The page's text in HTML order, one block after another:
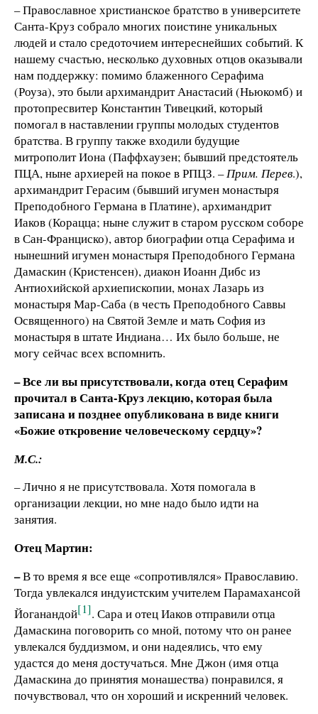
– Православное христианское братство в университете
Санта-Круз собрало многих поистине уникальных
людей и стало средоточием интереснейших событий. К
нашему счастью, несколько духовных отцов оказывали
нам поддержку: помимо блаженного Серафима
(Роуза), это были архимандрит Анастасий (Ньюкомб) и
протопресвитер Константин Тивецкий, который
помогал в наставлении группы молодых студентов
братства. В группу также входили будущие
митрополит Иона (Паффхаузен; бывший предстоятель
ПЦА, ныне архиерей на покое в РПЦЗ. –Прим. Перев.),
архимандрит Герасим (бывший игумен монастыря
Преподобного Германа в Платине), архимандрит
Иаков (Корацца; ныне служит в старом русском соборе
в Сан-Франциско), автор биографии отца Серафима и
нынешний игумен монастыря Преподобного Германа
Дамаскин (Кристенсен), диакон Иоанн Дибс из
Антиохийской архиепископии, монах Лазарь из
монастыря Мар-Саба (в честь Преподобного Саввы
Освященного) на Святой Земле и мать София из
монастыря в штате Индиана… Их было больше, не
могу сейчас всех вспомнить.
– Все ли вы присутствовали, когда отец Серафим
прочитал в Санта-Круз лекцию, которая была
записана и позднее опубликована в виде книги
«Божие откровение человеческому сердцу»?
М.С.:
– Лично я не присутствовала. Хотя помогала в
организации лекции, но мне надо было идти на
занятия.
Отец Мартин:
–В то время я все еще «сопротивлялся» Православию.
Тогда увлекался индуистским учителем Парамахансой
Йоганандой[1]. Сара и отец Иаков отправили отца
Дамаскина поговорить со мной, потому что он ранее
увлекался буддизмом, и они надеялись, что ему
удастся до меня достучаться. Мне Джон (имя отца
Дамаскина до принятия монашества) понравился, я
почувствовал, что он хороший и искренний человек.